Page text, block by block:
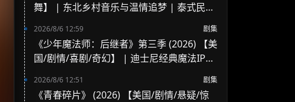
舞】 | 东北乡村音乐与温情追梦 | 泰式民谣
2026/8/6 12:59 剧集
《少年魔法师：后继者》第三季 (2026) 【美
国/剧情/喜剧/奇幻】 | 迪士尼经典魔法IP终
2026/8/6 12:51 剧集
《青春碎片》 (2026) 【美国/剧情/悬疑/惊